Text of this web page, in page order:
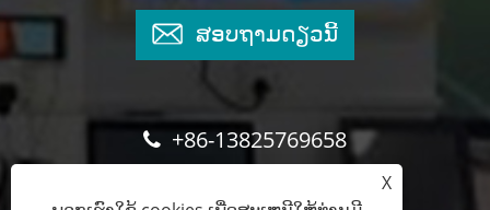
ສອບຖາມດຽວນີ້
+86-13825769658
marketing@topadkiosk.com
X